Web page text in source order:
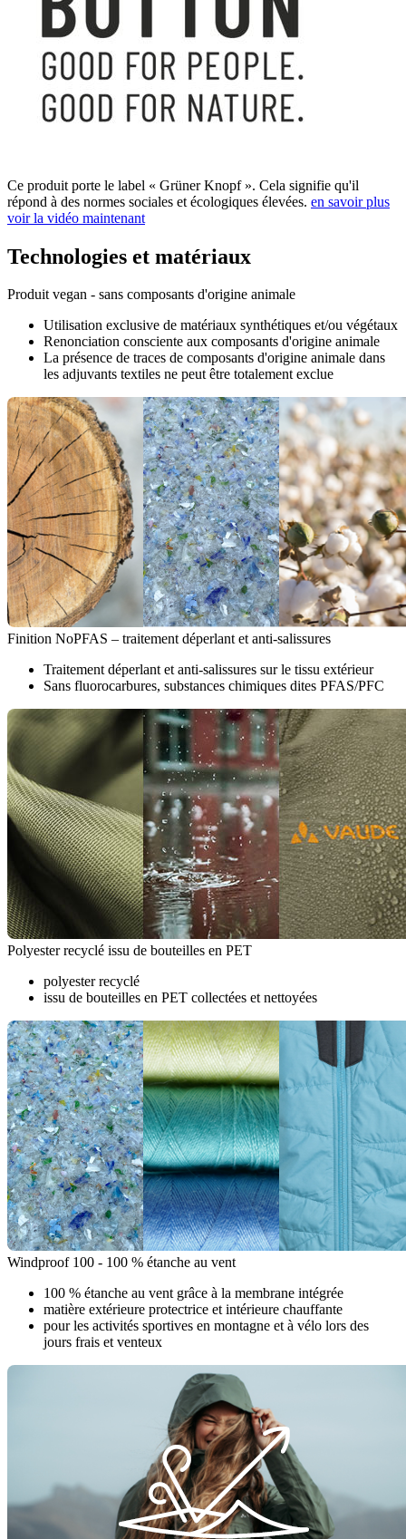
Ce produit porte le label « Grüner Knopf ». Cela signifie qu'il
répond à des normes sociales et écologiques élevées. en savoir plus
voir la vidéo maintenant
Technologies et matériaux
Produit vegan - sans composants d'origine animale
Utilisation exclusive de matériaux synthétiques et/ou végétaux
Renonciation consciente aux composants d'origine animale
La présence de traces de composants d'origine animale dans
les adjuvants textiles ne peut être totalement exclue
Finition NoPFAS – traitement déperlant et anti-salissures
Traitement déperlant et anti-salissures sur le tissu extérieur
Sans fluorocarbures, substances chimiques dites PFAS/PFC
Polyester recyclé issu de bouteilles en PET
polyester recyclé
issu de bouteilles en PET collectées et nettoyées
Windproof 100 - 100 % étanche au vent
100 % étanche au vent grâce à la membrane intégrée
matière extérieure protectrice et intérieure chauffante
pour les activités sportives en montagne et à vélo lors des
jours frais et venteux